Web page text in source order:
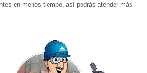
en menos tiempo, así podrás atender más